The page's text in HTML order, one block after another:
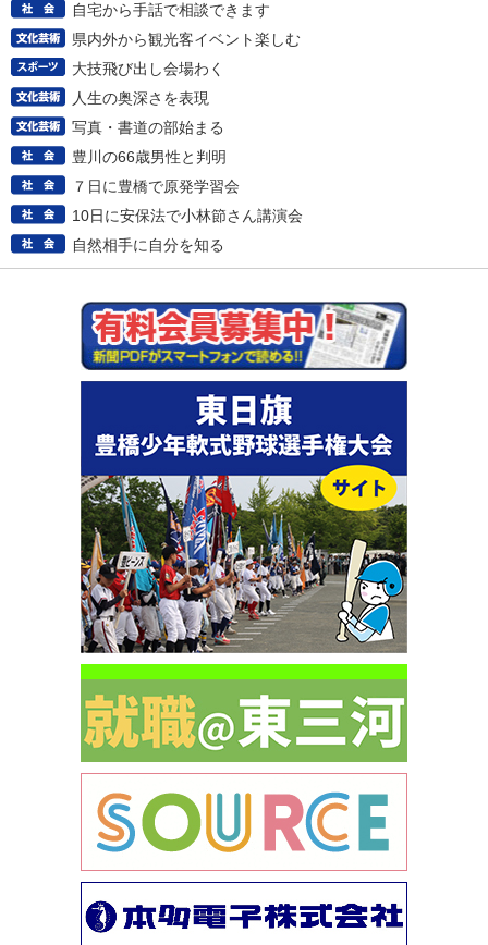
自宅から手話で相談できます
県内外から観光客イベント楽しむ
大技飛び出し会場わく
人生の奥深さを表現
写真・書道の部始まる
豊川の66歳男性と判明
７日に豊橋で原発学習会
10日に安保法で小林節さん講演会
自然相手に自分を知る